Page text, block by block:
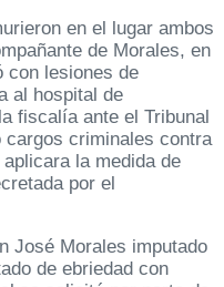
en el lugar ambos
de Morales, en
con lesiones de
al hospital de
fiscalía ante el Tribunal
criminales contra
la medida de
por el
José Morales imputado
de ebriedad con